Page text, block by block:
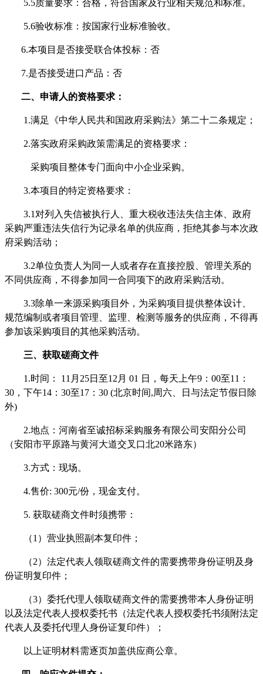
5.5质量要求：合格，符合国家及行业相关规范和标准。
5.6验收标准：按国家行业标准验收。
6.本项目是否接受联合体投标：否
7.是否接受进口产品：否
二、申请人的资格要求：
1.满足《中华人民共和国政府采购法》第二十二条规定；
2.落实政府采购政策需满足的资格要求：
采购项目整体专门面向中小企业采购。
3.本项目的特定资格要求：
3.1对列入失信被执行人、重大税收违法失信主体 、政府
采购严重违法失信行为记录名单的供应商 ，拒绝其参与本次政
府采购活动；
3.2单位负责人为同一人或者存在直接控股、管理关系的
不同供应商，不得参加同一合同项下的政府采购活动。
3.3除单一来源采购项目外，为采购项目提供整体设计、
规范编制或者项目管理、监理、检测等服务的供应商，不得再
参加该采购项目的其他采购活动。
三、获取磋商文件
1.时间： 11月25日至12月 01 日，每天上午9：00至11：
30，下午14：30至17：30 (北京时间,周六、日与法定节假日除
外)
2.地点：河南省至诚招标采购服务有限公司 安阳分公司
（安阳市平原路与黄河大道交叉口北20米路东）
3.方式：现场。
4.售价: 300元/份，现金支付。
5. 获取磋商文件时须携带：
（1）营业执照副本复印件；
（2）法定代表人领取磋商文件的需要携带身份证明及身
份证明复印件；
（3）委托代理人领取磋商文件的需要携带本人身份证明
以及法定代表人授权委托书（法定代表人授权委托书须附法定
代表人及委托代理人身份证复印件）；
以上证明材料需逐页加盖供应商公章。